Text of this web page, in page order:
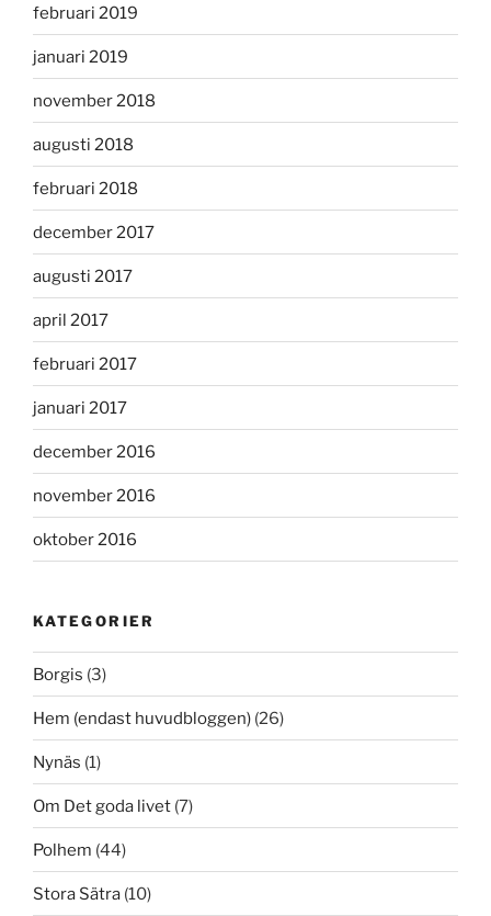
februari 2019
januari 2019
november 2018
augusti 2018
februari 2018
december 2017
augusti 2017
april 2017
februari 2017
januari 2017
december 2016
november 2016
oktober 2016
KATEGORIER
Borgis (3)
Hem (endast huvudbloggen) (26)
Nynäs (1)
Om Det goda livet (7)
Polhem (44)
Stora Sätra (10)